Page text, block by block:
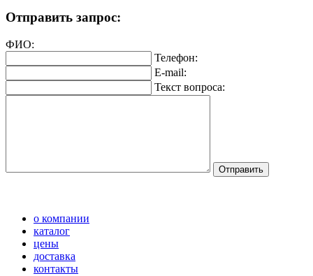
Отправить запрос:
ФИО:
Телефон:
E-mail:
Текст вопроса:
о компании
каталог
цены
доставка
контакты